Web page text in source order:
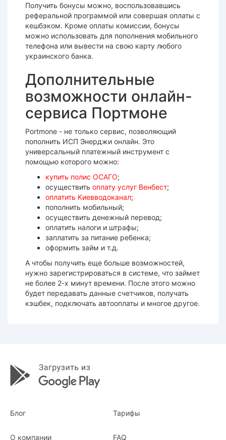
Получить бонусы можно, воспользовавшись
реферальной программой или совершая оплаты с
кешбэком. Кроме оплаты комиссии, бонусы
можно использовать для пополнения мобильного
телефона или вывести на свою карту любого
украинского банка.
Дополнительные
возможности онлайн-
сервиса Портмоне
Portmone - не только сервис, позволяющий
пополнить ИСП Энерджи онлайн. Это
универсальный платежный инструмент с
помощью которого можно:
купить полис ОСАГО;
осуществить оплату услуг Венбест;
оплатить Киевводоканал;
пополнить мобильный;
осуществить денежный перевод;
оплатить налоги и штрафы;
заплатить за питание ребенка;
оформить займ и т.д.
А чтобы получить еще больше возможностей,
нужно зарегистрироваться в системе, что займет
не более 2-х минут времени. После этого можно
будет передавать данные счетчиков, получать
кэшбек, подключать автооплаты и многое другое.
Блог Тарифы
О компании FAQ